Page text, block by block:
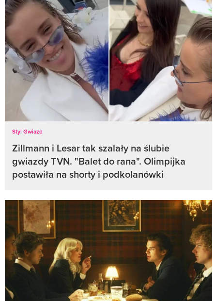
Styl Gwiazd
Zillmann i Lesar tak szalały na ślubie
gwiazdy TVN. "Balet do rana". Olimpijka
postawiła na shorty i podkolanówki